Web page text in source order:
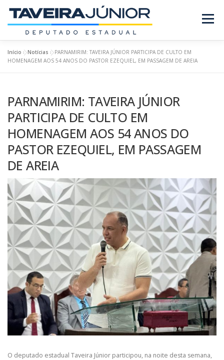
conteúdo
Menu
SOBRE O DEPUTADO PROJETOS/LEIS
REQUERIMENTOS EMENDAS NOTÍCIAS
REVISTA
Início »Notícias »PARNAMIRIM: TAVEIRA JÚNIOR PARTICIPA DE CULTO EM
HOMENAGEM AOS 54 ANOS DO PASTOR EZEQUIEL, EM PASSAGEM DE AREIA
PARNAMIRIM: TAVEIRA JÚNIOR
PARTICIPA DE CULTO EM
HOMENAGEM AOS 54 ANOS DO
PASTOR EZEQUIEL, EM PASSAGEM
DE AREIA
O deputado estadual Taveira Júnior participou, na noite desta semana,